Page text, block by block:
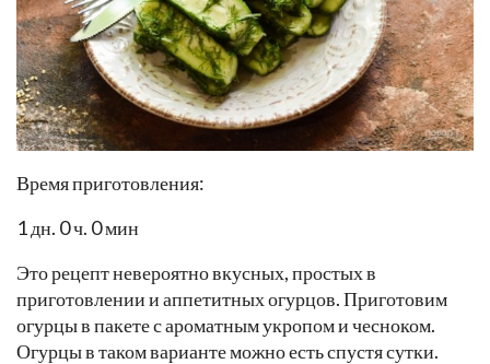
Время приготовления:
1 дн. 0 ч. 0 мин
Это рецепт невероятно вкусных, простых в
приготовлении и аппетитных огурцов. Приготовим
огурцы в пакете с ароматным укропом и чесноком.
Огурцы в таком варианте можно есть спустя сутки.